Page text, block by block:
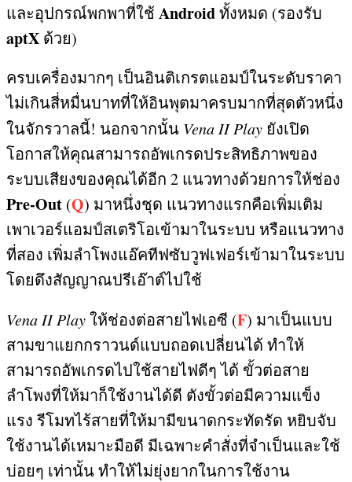
และอุปกรณ์พกพาที่ใช้ Androidทั้งหมด (รองรับ
aptX ด้วย)
ครบเครื่องมากๆ เป็นอินติเกรตแอมป์ในระดับราคา
ไม่เกินสี่หมื่นบาทที่ให้อินพุตมาครบมากที่สุดตัวหนึ่ง
ในจักรวาลนี้! นอกจากนั้น Vena II Play ยังเปิด
โอกาสให้คุณสามารถอัพเกรดประสิทธิภาพของ
ระบบเสียงของคุณได้อีก 2 แนวทางด้วยการให้ช่อง
Pre-Out (Q) มาหนึ่งชุด แนวทางแรกคือเพิ่มเติม
เพาเวอร์แอมป์สเตริโอเข้ามาในระบบ หรือแนวทาง
ที่สอง เพิ่มลำโพงแอ๊คทีฟซับวูฟเฟอร์เข้ามาในระบบ
โดยดึงสัญญาณปรีเอ๊าต์ไปใช้
Vena II Playให้ช่องต่อสายไฟเอซี (F) มาเป็นแบบ
สามขาแยกกราวนด์แบบถอดเปลี่ยนได้ ทำให้
สามารถอัพเกรดไปใช้สายไฟดีๆ ได้ ขั้วต่อสาย
ลำโพงที่ให้มาก็ใช้งานได้ดี ตังขั้วต่อมีความแข็ง
แรง รีโมทไร้สายที่ให้มามีขนาดกระทัดรัด หยิบจับ
ใช้งานได้เหมาะมือดี มีเฉพาะคำสั่งที่จำเป็นและใช้
บ่อยๆ เท่านั้น ทำให้ไม่ยุ่งยากในการใช้งาน